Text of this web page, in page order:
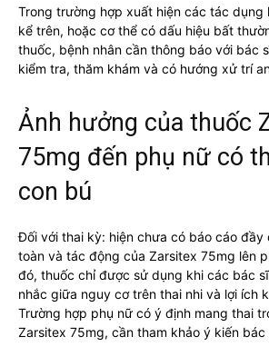
Trong trường hợp xuất hiện các tác dụng
kể trên, hoặc cơ thể có dấu hiệu bất
thuốc, bệnh nhân cần thông báo với bác
kiểm tra, thăm khám và có hướng xử trí
Ảnh hưởng của thuốc
75mg đến phụ nữ có
con bú
Đối với thai kỳ: hiện chưa có báo cáo đầy
toàn và tác động của Zarsitex 75mg lên
đó, thuốc chỉ được sử dụng khi các bác
nhắc giữa nguy cơ trên thai nhi và lợi ích
Trường hợp phụ nữ có ý định mang thai
Zarsitex 75mg, cần tham khảo ý kiến bác